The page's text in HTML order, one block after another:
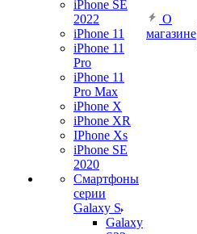
iPhone SE
2022
iPhone 11
iPhone 11
Pro
iPhone 11
Pro Max
iPhone X
iPhone XR
IPhone Xs
iPhone SE
2020
Смартфоны
серии
Galaxy S
Galaxy
О
магазине